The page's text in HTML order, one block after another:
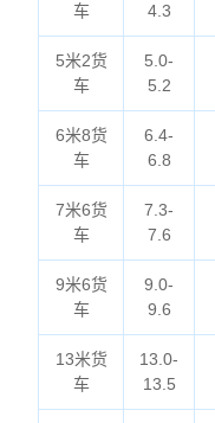
车
4.3
5米2货
车
5.0-
5.2
6米8货
车
6.4-
6.8
7米6货
车
7.3-
7.6
9米6货
车
9.0-
9.6
13米货
车
13.0-
13.5